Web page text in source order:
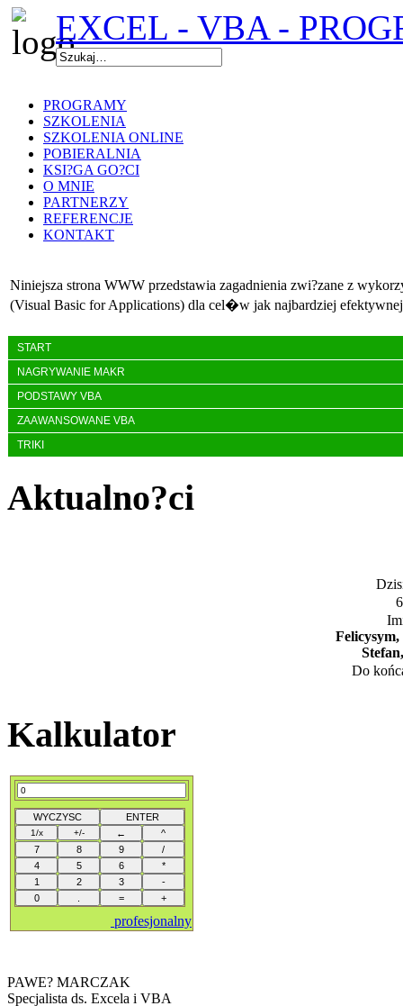
EXCEL - VBA -
PROGRAMY
SZKOLENIA
SZKOLENIA ONLINE
POBIERALNIA
KSI?GA GO?CI
O MNIE
PARTNERZY
REFERENCJE
KONTAKT
Niniejsza strona WWW przedstawia zagadnienia zwi?zane z
(Visual Basic for Applications) dla cel�w jak najbardziej
START
NAGRYWANIE MAKR
PODSTAWY VBA
ZAAWANSOWANE VBA
TRIKI
Aktualno?ci
Felicysym,
Do
Kalkulator
profesjonalny
PAWE? MARCZAK
Specjalista ds. Excela i VBA